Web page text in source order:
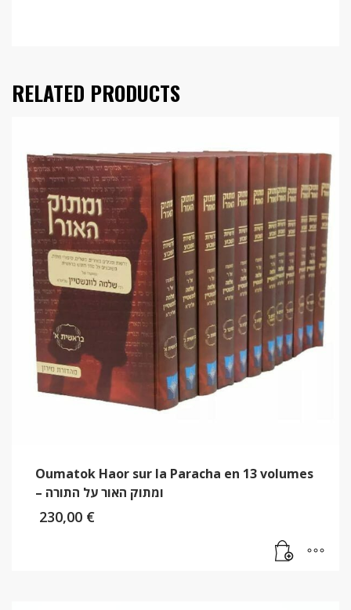
RELATED PRODUCTS
Oumatok Haor sur la Paracha en 13 volumes
– ומתוק האור על התורה
230,00 €